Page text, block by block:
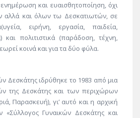
και ευαισθητοποίηση, όχι
αλλά και όλων τω Δεσκατιωτών, σε
ειρήνη, εργασία, παιδεία,
και πολιτιστικά (παράδοση, τέχνη,
κοινά και για τα δύο φύλα.
Δεσκάτης ιδρύθηκε το 1983 από μια
της Δεσκάτης και των περιχώρων
Παρασκευή), γι’ αυτό και η αρχική
«Σύλλογος Γυναικών Δεσκάτης και